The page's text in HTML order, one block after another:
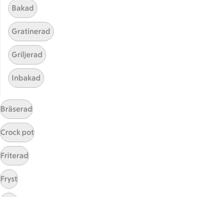
Testa att söka på något nytt, eller ta bort något av
Bakad
Gratinerad
Griljerad
Inbakad
Bräserad
Crock pot
Friterad
Fryst